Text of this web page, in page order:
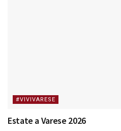
#VIVIVARESE
Estate a Varese 2026